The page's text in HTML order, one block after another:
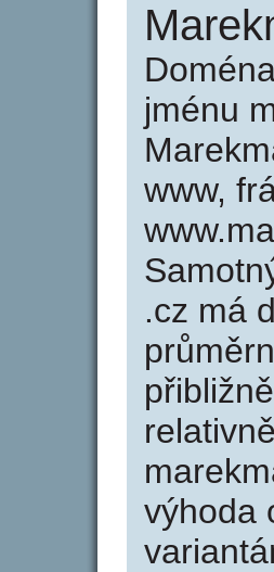
jménu
www,
.cz má
výhoda